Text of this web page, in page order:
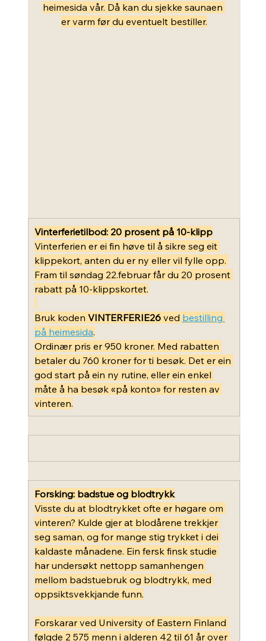
heimesida vår. Då kan du sjekke saunaen
er varm før du eventuelt bestiller.
Vinterferietilbod: 20 prosent på 10-klipp
Vinterferien er ei fin høve til å sikre seg eit
klippekort, anten du er ny eller vil fylle opp.
Fram til søndag 22.februar får du 20 prosent
rabatt på 10-klippskortet.
Bruk koden VINTERFERIE26 ved bestilling
på heimesida.
Ordinær pris er 950 kroner. Med rabatten
betaler du 760 kroner for ti besøk. Det er ein
god start på ein ny rutine, eller ein enkel
måte å ha besøk «på konto» for resten av
vinteren.
Forsking: badstue og blodtrykk
Visste du at blodtrykket ofte er høgare om
vinteren? Kulde gjer at blodårene trekkjer
seg saman, og for mange stig trykket i dei
kaldaste månadene. Ein fersk finsk studie
har undersøkt nettopp samanhengen
mellom badstuebruk og blodtrykk, med
oppsiktsvekkjande funn.
Forskarar ved University of Eastern Finland
følgde 2 575 menn i alderen 42 til 61 år over